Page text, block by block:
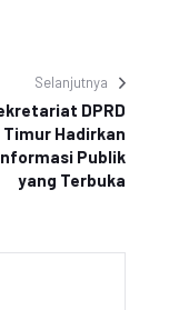
Selanjutnya
DPRD
Hadirkan
Publik
yang Terbuka